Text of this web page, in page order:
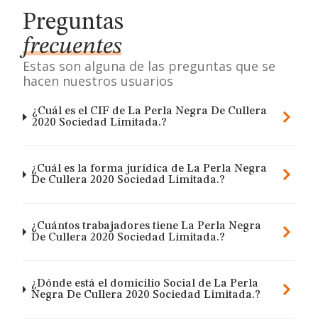
Preguntas
frecuentes
Estas son alguna de las preguntas que se
hacen nuestros usuarios
¿Cuál es el CIF de La Perla Negra De Cullera
2020 Sociedad Limitada.?
¿Cuál es la forma jurídica de La Perla Negra
De Cullera 2020 Sociedad Limitada.?
¿Cuántos trabajadores tiene La Perla Negra
De Cullera 2020 Sociedad Limitada.?
¿Dónde está el domicilio Social de La Perla
Negra De Cullera 2020 Sociedad Limitada.?